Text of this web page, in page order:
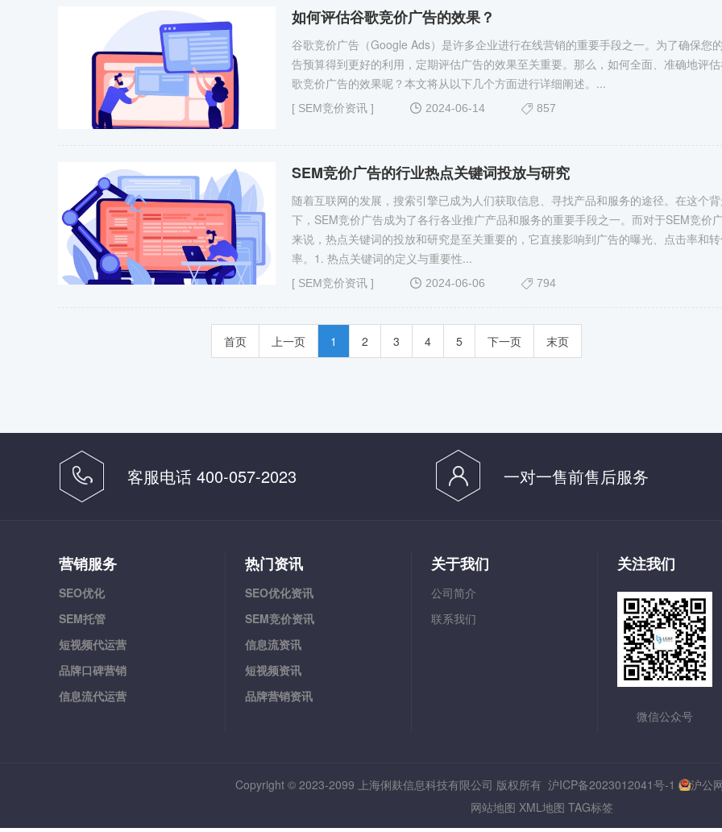
如何评估谷歌竞价广告的效果？
谷歌竞价广告（Google Ads）是许多企业进行在线营销的重要手段之一。为了确保您
告预算得到更好的利用，定期评估广告的效果至关重要。那么，如何全面、准确地评
歌竞价广告​的效果呢？本文将从以下几个方面进行详细阐述。...
[ SEM竞价资讯 ] 2024-06-14 857
SEM竞价广告的行业热点关键词投放与研究
随着互联网的发展，搜索引擎已成为人们获取信息、寻找产品和服务的途径。在这个
下，SEM竞价​广告成为了各行各业推广产品和服务的重要手段之一。而对于SEM竞价
来说，热点关键词的投放和研究是至关重要的，它直接影响到广告的曝光、点击率和
率。1. 热点关键词的定义与重要性...
[ SEM竞价资讯 ] 2024-06-06 794
首页 上一页 1 2 3 4 5 下一页 末页
客服电话 400-057-2023 一对一售前售后服务
营销服务
SEO优化
SEM托管
短视频代运营
品牌口碑营销
信息流代运营
热门资讯
SEO优化资讯
SEM竞价资讯
信息流资讯
短视频资讯
品牌营销资讯
关于我们
公司简介
联系我们
关注我们
微信公众号
Copyright © 2023-2099 上海俐麸信息科技有限公司 版权所有 沪ICP备2023012041号-1
沪公
网站地图 XML地图 TAG标签